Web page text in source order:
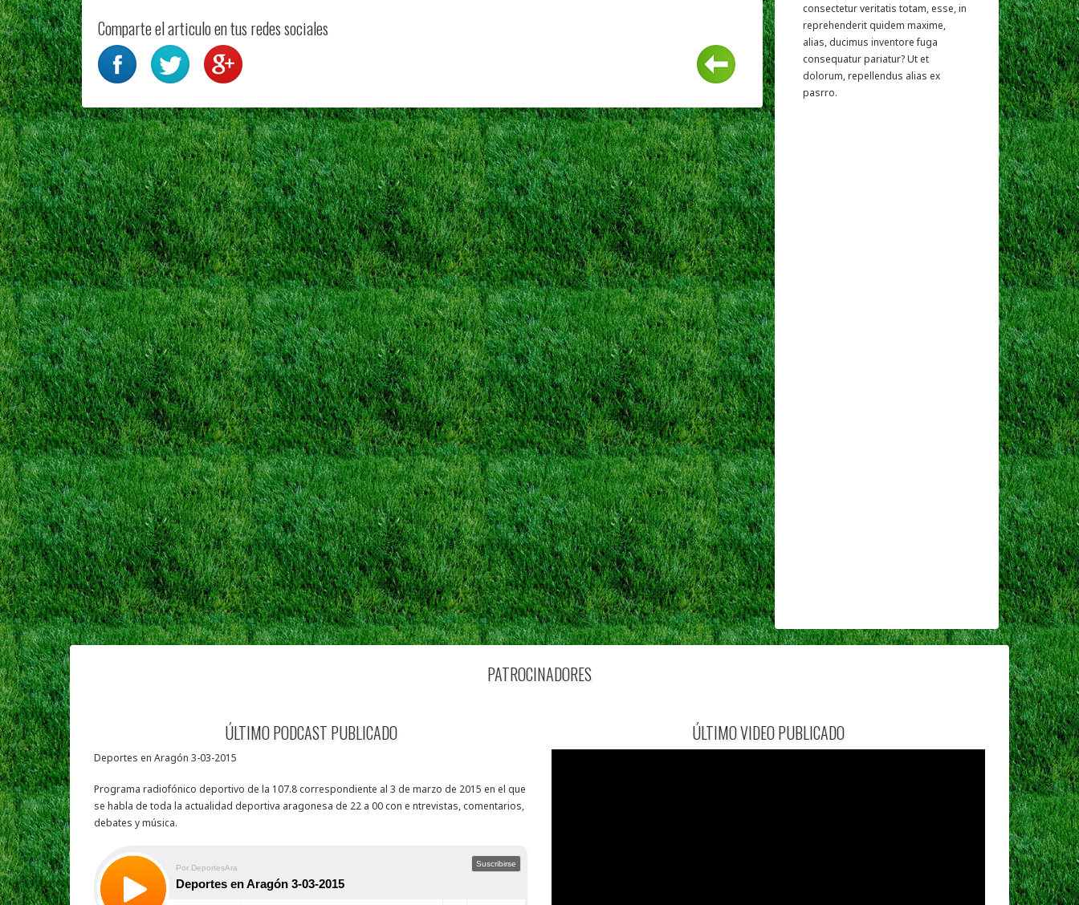
Comparte el articulo en tus redes sociales
consectetur veritatis totam, esse, in
reprehenderit quidem maxime,
alias, ducimus inventore fuga
consequatur pariatur? Ut et
dolorum, repellendus alias ex
pasrro.
PATROCINADORES
ÚLTIMO PODCAST PUBLICADO
Deportes en Aragón 3-03-2015
Programa radiofónico deportivo de la 107.8 correspondiente al 3 de marzo de 2015 en el que
se habla de toda la actualidad deportiva aragonesa de 22 a 00 con e ntrevistas, comentarios,
debates y música.
ÚLTIMO VIDEO PUBLICADO